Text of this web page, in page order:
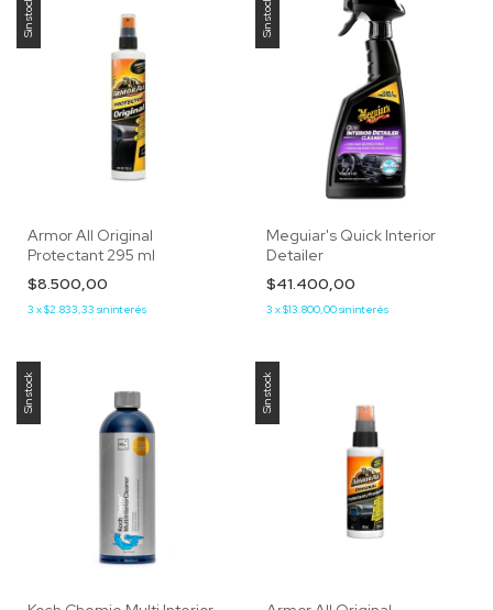
Sin stock
Armor All Original
Protectant 295 ml
$8.500,00
3 x$2.833,33 sin interés
Sin stock
Meguiar's Quick Interior
Detailer
$41.400,00
3 x$13.800,00sin interés
Sin stock Sin stock